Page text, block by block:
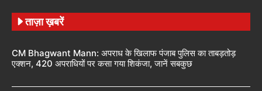
ताज़ा ख़बरें
CM Bhagwant Mann: अपराध के खिलाफ पंजाब पुलिस का ताबड़तोड़
एक्शन, 420 अपराधियों पर कसा गया शिकंजा, जानें सबकुछ